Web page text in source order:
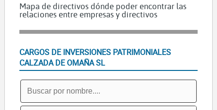
Mapa de directivos dónde poder encontrar las
relaciones entre empresas y directivos
CARGOS DE INVERSIONES PATRIMONIALES
CALZADA DE OMAÑA SL